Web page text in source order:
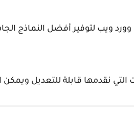
ويب لتوفير أفضل النماذج
التي نقدمها قابلة للتعديل